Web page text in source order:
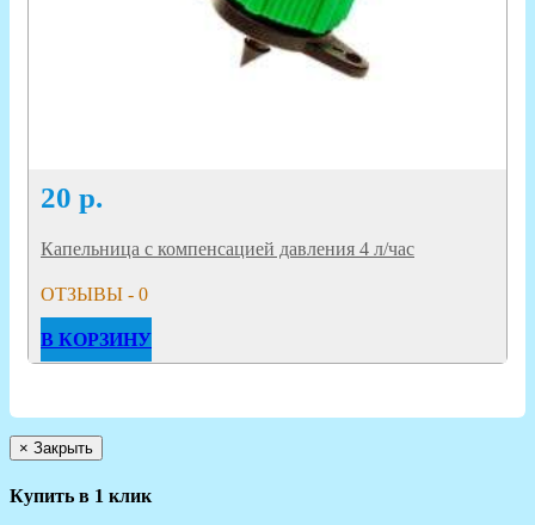
20 р.
Капельница с компенсацией давления 4 л/час
ОТЗЫВЫ - 0
В КОРЗИНУ
× Закрыть
Купить в 1 клик